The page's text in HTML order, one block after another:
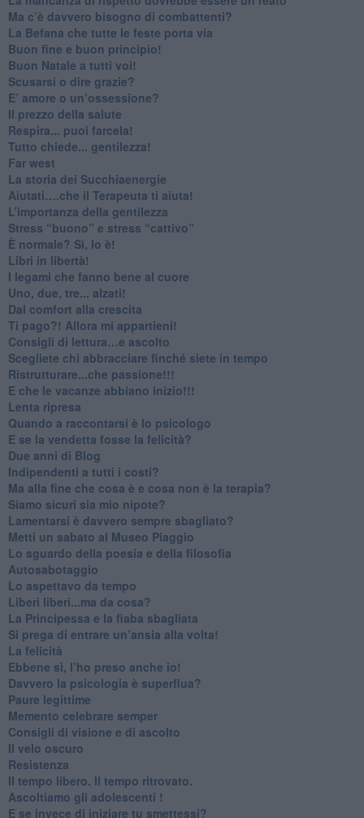
​Ma c’è davvero bisogno di combattenti?
​La Befana che tutte le feste porta via
Buon fine e buon principio!
​Buon Natale a tutti voi!
​Scusarsi o dire grazie?
​E’ amore o un’ossessione?
​Il prezzo della salute
​Respira... puoi farcela!
​Tutto chiede... gentilezza!
​Far west
​La storia dei Succhiaenergie
​Aiutati….che il Terapeuta ti aiuta!
​L’importanza della gentilezza
​Stress “buono” e stress “cattivo”
​È normale? Sì, lo è!
​Libri in libertà!
​I legami che fanno bene al cuore
Uno, due, tre... alzati!​
​Dal comfort alla crescita
​Ti pago?! Allora mi appartieni!​
​Consigli di lettura…e ascolto
​Scegliete chi abbracciare finché siete in tempo
​Ristrutturare...che passione!!!
​E che le vacanze abbiano inizio!!!
​Lenta ripresa
​Quando a raccontarsi è lo psicologo
​E se la vendetta fosse la felicità?
​Due anni di Blog
​Indipendenti a tutti i costi?
​Ma alla fine che cosa è e cosa non è la terapia?
​Siamo sicuri sia mio nipote?
​Lamentarsi è davvero sempre sbagliato?
​Metti un sabato al Museo Piaggio
​Lo sguardo della poesia e della filosofia
Autosabotaggio
​Lo aspettavo da tempo
​Liberi liberi...ma da cosa?
​La Principessa e la fiaba sbagliata
Si prega di entrare un’ansia alla volta!
​La felicità
​Ebbene sì, l’ho preso anche io!
​Davvero la psicologia è superflua?
Paure legittime
​Memento celebrare semper
​Consigli di visione e di ascolto
​Il velo oscuro
Resistenza
​Il tempo libero. Il tempo ritrovato.
Ascoltiamo gli adolescenti !
​E se invece di iniziare tu smettessi?